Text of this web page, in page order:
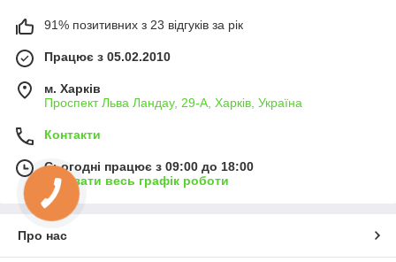
91% позитивних з 23 відгуків за рік
Працює з 05.02.2010
м. Харків
Проспект Льва Ландау, 29-А, Харків, Україна
Контакти
Сьогодні працює з 09:00 до 18:00
Показати весь графік роботи
Про нас